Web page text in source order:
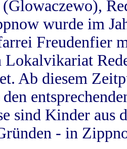
wurde im
Freudenfier
Lokalvikariat
Ab diesem
sind Kinder aus
- in